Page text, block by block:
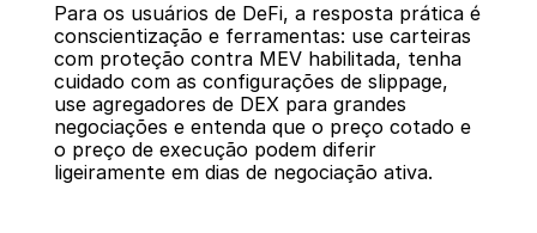
Para os usuários de DeFi, a resposta prática é
conscientização e ferramentas: use carteiras
com proteção contra MEV habilitada, tenha
cuidado com as configurações de slippage,
use agregadores de DEX para grandes
negociações e entenda que o preço cotado e
o preço de execução podem diferir
ligeiramente em dias de negociação ativa.